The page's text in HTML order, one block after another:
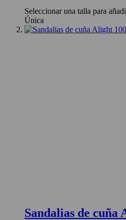
Seleccionar una talla para
Única
Sandalias de cuña